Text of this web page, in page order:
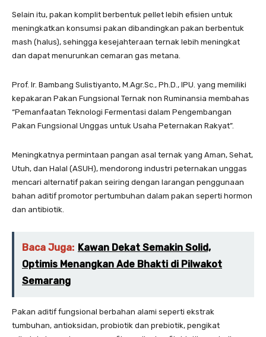
Selain itu, pakan komplit berbentuk pellet lebih efisien untuk
meningkatkan konsumsi pakan dibandingkan pakan berbentuk
mash (halus), sehingga kesejahteraan ternak lebih meningkat
dan dapat menurunkan cemaran gas metana.
Prof. Ir. Bambang Sulistiyanto, M.Agr.Sc., Ph.D., IPU. yang memiliki
kepakaran Pakan Fungsional Ternak non Ruminansia membahas
“Pemanfaatan Teknologi Fermentasi dalam Pengembangan
Pakan Fungsional Unggas untuk Usaha Peternakan Rakyat”.
Meningkatnya permintaan pangan asal ternak yang Aman, Sehat,
Utuh, dan Halal (ASUH), mendorong industri peternakan unggas
mencari alternatif pakan seiring dengan larangan penggunaan
bahan aditif promotor pertumbuhan dalam pakan seperti hormon
dan antibiotik.
Baca Juga: Kawan Dekat Semakin Solid,
Optimis Menangkan Ade Bhakti di Pilwakot
Semarang
Pakan aditif fungsional berbahan alami seperti ekstrak
tumbuhan, antioksidan, probiotik dan prebiotik, pengikat